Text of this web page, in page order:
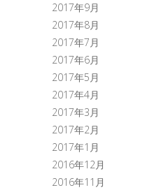
2017年9月
2017年8月
2017年7月
2017年6月
2017年5月
2017年4月
2017年3月
2017年2月
2017年1月
2016年12月
2016年11月